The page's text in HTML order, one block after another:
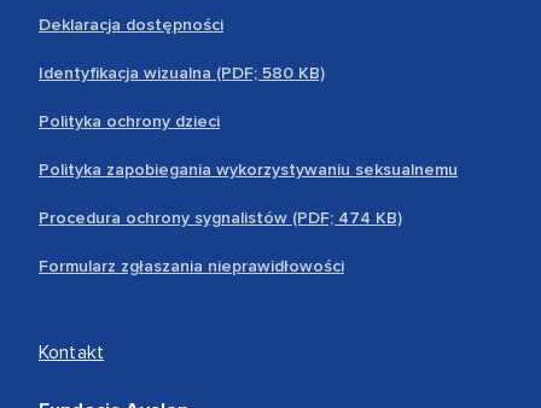
Deklaracja dostępności
Identyfikacja wizualna (PDF; 580 KB)
Polityka ochrony dzieci
Polityka zapobiegania wykorzystywaniu seksualnemu
Procedura ochrony sygnalistów (PDF; 474 KB)
Formularz zgłaszania nieprawidłowości
Kontakt